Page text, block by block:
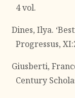
4 vol.
Dines, Ilya.
Progressus,
Giusberti,
Century